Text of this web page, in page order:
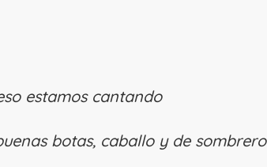
estamos cantando
botas, caballo y de sombrero